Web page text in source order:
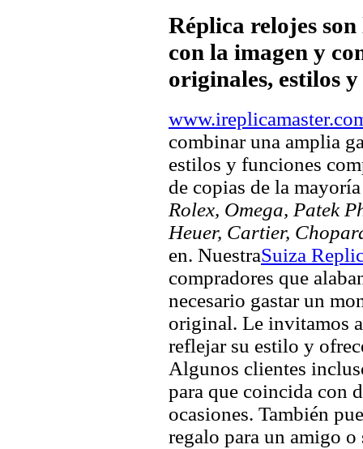
Réplica relojes
con la imagen y
originales, estilos
combinar una amplia
estilos y funciones
de copias de la
Rolex, Omega, Patek
Heuer, Cartier,
en. NuestraSuiza
compradores que
necesario gastar un
original. Le invitamos
reflejar su estilo y
Algunos clientes
para que coincida con
ocasiones. También
regalo para un amigo o